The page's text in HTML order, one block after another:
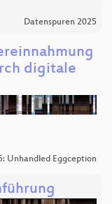
Datenspuren 2025
digitale
Unhandled Eggception